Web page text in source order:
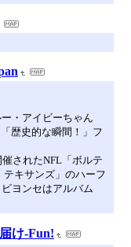
・アイビーちゃん
歴史的な瞬間！」フ
されたNFL「ボルテ
テキサンズ」のハーフ
ヨンセはアルバム
け-Fun!